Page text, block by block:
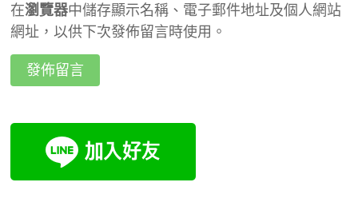
在瀏覽器中儲存顯示名稱、電子郵件地址及個人網站
網址，以供下次發佈留言時使用。